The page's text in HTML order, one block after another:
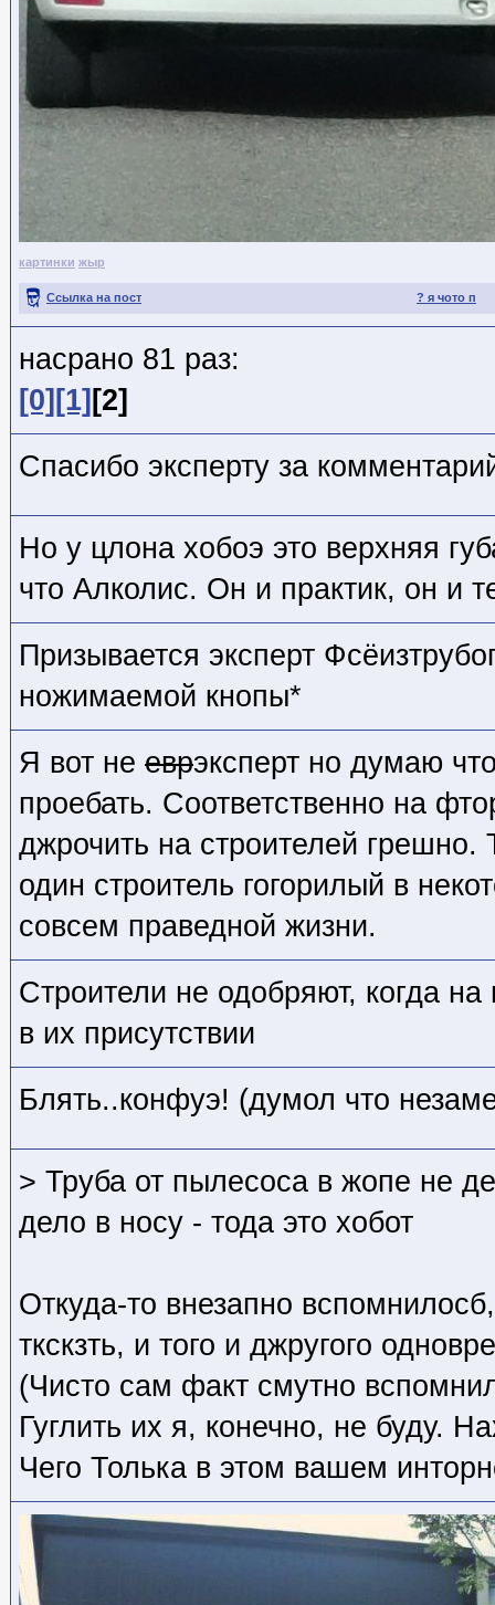
картинки жыр
? я чото п
Ссылка на пост
насрано 81 раз:
[0] [1] [2]
Спасибо эксперту за
Но у цлона хобоэ это верхняя
что Алколис. Он и практик, он и
Призывается эксперт
ножимаемой кнопы*
Я вот не еврэксперт но думаю
проебать. Соответственно на
джрочить на строителей
один строитель гогорилый в
совсем праведной жизни.
Строители не одобряют, когда
в их присутствии
Блять..конфуэ! (думол что
> Труба от пылесоса в жопе не
дело в носу - тода это хобот
Откуда-то внезапно
ткскзть, и того и джругого
(Чисто сам факт смутно
Гуглить их я, конечно, не буду.
Чего Толька в этом вашем